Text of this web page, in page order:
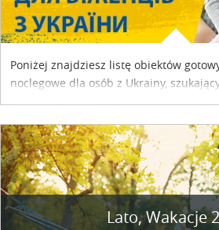
Poniżej znajdziesz listę obiektów
noclegowe dla osób z Ukrainy,
Lato, Wakacje